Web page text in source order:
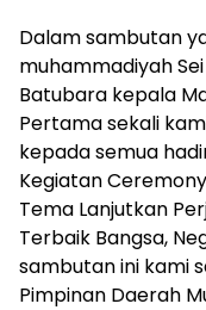
Dalam sambutan
muhammadiyah
Batubara kepala
Pertama sekali
kepada semua
Kegiatan
Tema Lanjutkan
Terbaik Bangsa,
sambutan ini kami
Pimpinan Daerah